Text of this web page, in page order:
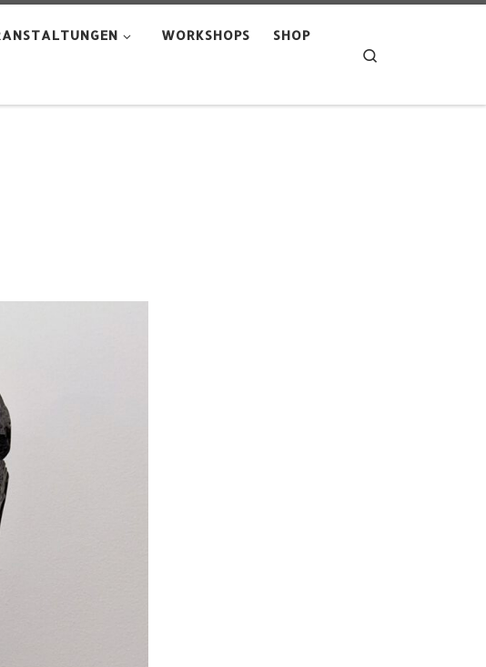
WORKSHOPS SHOP